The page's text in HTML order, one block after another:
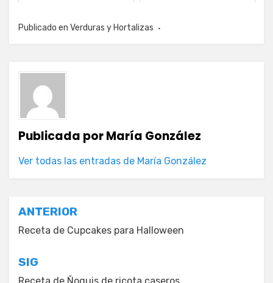
Publicado en Verduras y Hortalizas
Publicada porMaría González
Ver todas las entradas de María González
Navegación
de
entradas
ANTERIOR
Receta de Cupcakes para Halloween
SIG